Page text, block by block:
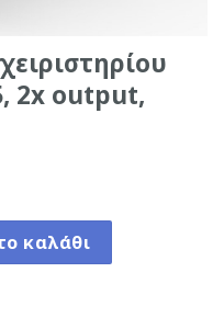
2x output,
PS5 DualSense
καλάθι